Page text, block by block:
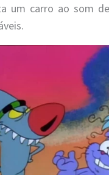
um carro ao som